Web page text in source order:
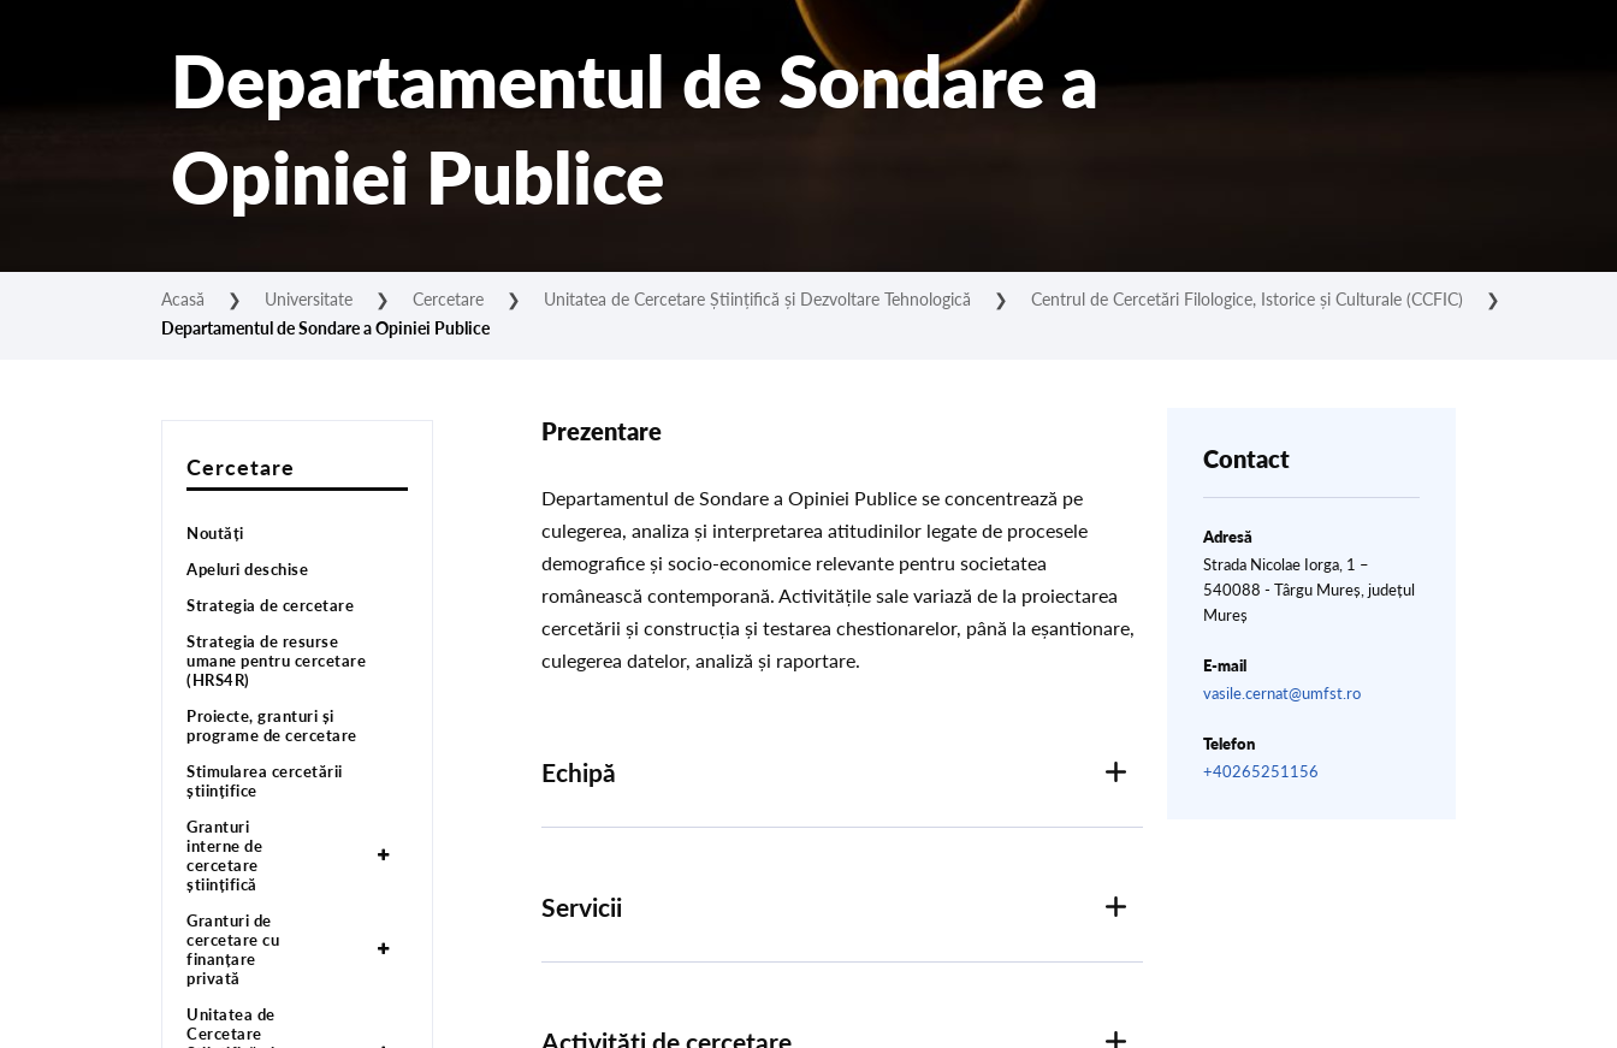
Departamentul de Sondare a
Opiniei Publice
Acasă ❯ Universitate ❯ Cercetare ❯ Unitatea de Cercetare Științifică și Dezvoltare Tehnologică ❯ Centrul de Cercetări Filologice, Istorice și Culturale (CCFIC)
❯
Departamentul de Sondare a Opiniei Publice
Cercetare
Noutăți
Apeluri deschise
Strategia de cercetare
Strategia de resurse
umane pentru cercetare
(HRS4R)
Proiecte, granturi și
programe de cercetare
Stimularea cercetării
științifice
Granturi
interne de
cercetare
științifică
Granturi de
cercetare cu
finanțare
privată
Unitatea de
Cercetare
Prezentare
Departamentul de Sondare a Opiniei Publice se concentrează pe
culegerea, analiza și interpretarea atitudinilor legate de procesele
demografice și socio-economice relevante pentru societatea
românească contemporană. Activitățile sale variază de la proiectarea
cercetării și construcția și testarea chestionarelor, până la eșantionare,
culegerea datelor, analiză și raportare.
Echipă
Servicii
Contact
Adresă
Strada Nicolae Iorga, 1 –
540088 - Târgu Mureș, județul
Mureș
E-mail
vasile.cernat@umfst.ro
Telefon
+40265251156